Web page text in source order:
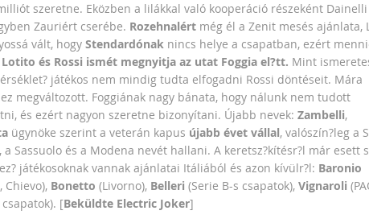
szeretne. Eközben a lilákkal való kooperáció részeként Dainelli
Zauriért cserébe. Rozehnalért még él a Zenit mesés ajánlata,
vált, hogy Stendardónak nincs helye a csapatban, ezért
Lotito és Rossi ismét megnyitja az utat Foggia el?tt. Mint
játékos nem mindig tudta elfogadni Rossi döntéseit. Mára
megváltozott. Foggiának nagy bánata, hogy nálunk nem tudott
és ezért nagyon szeretne bizonyítani. Újabb nevek: Zambelli,
ügynöke szerint a veterán kapus újabb évet vállal, valószín?leg a
Sassuolo és a Modena nevét hallani. A keretsz?kítésr?l már esett
játékosoknak vannak ajánlatai Itáliából és azon kívülr?l: Baronio
Chievo), Bonetto (Livorno), Belleri (Serie B-s csapatok), Vignaroli
[Beküldte Electric Joker]